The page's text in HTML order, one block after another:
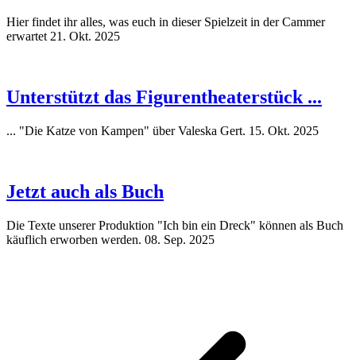
Hier findet ihr alles, was euch in dieser Spielzeit in der Cammer
erwartet 21. Okt. 2025
Unterstützt das Figurentheaterstück ...
... "Die Katze von Kampen" über Valeska Gert. 15. Okt. 2025
Jetzt auch als Buch
Die Texte unserer Produktion "Ich bin ein Dreck" können als Buch
käuflich erworben werden. 08. Sep. 2025